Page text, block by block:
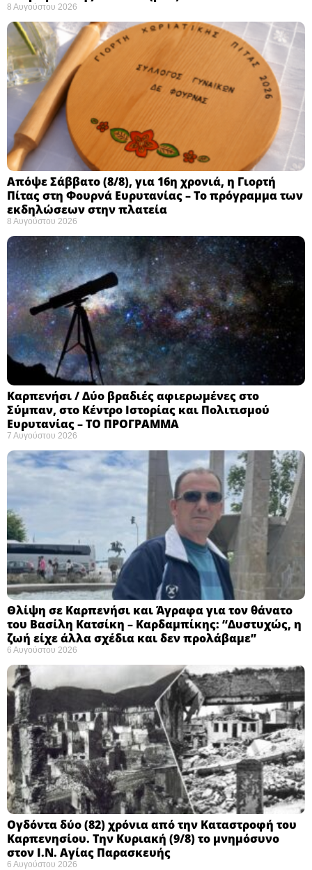
8 Αυγούστου 2026
Απόψε Σάββατο (8/8), για 16η χρονιά, η Γιορτή
Πίτας στη Φουρνά Ευρυτανίας – Το πρόγραμμα των
εκδηλώσεων στην πλατεία
8 Αυγούστου 2026
Καρπενήσι / Δύο βραδιές αφιερωμένες στο
Σύμπαν, στο Κέντρο Ιστορίας και Πολιτισμού
Ευρυτανίας – ΤΟ ΠΡΟΓΡΑΜΜΑ
7 Αυγούστου 2026
Θλίψη σε Καρπενήσι και Άγραφα για τον θάνατο
του Βασίλη Κατσίκη – Καρδαμπίκης: “Δυστυχώς, η
ζωή είχε άλλα σχέδια και δεν προλάβαμε”
6 Αυγούστου 2026
Ογδόντα δύο (82) χρόνια από την Καταστροφή του
Καρπενησίου. Την Κυριακή (9/8) το μνημόσυνο
στον Ι.Ν. Αγίας Παρασκευής
6 Αυγούστου 2026